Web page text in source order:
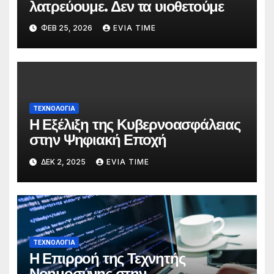
λατρεύουμε. Δεν τα υιοθετούμε
ΦΕΒ 25, 2026 EVIA TIME
ΤΕΧΝΟΛΟΓΙΑ
Η Εξέλιξη της Κυβερνοασφάλειας
στην Ψηφιακή Εποχή
ΔΕΚ 2, 2025 EVIA TIME
ΤΕΧΝΟΛΟΓΙΑ
Η Επιρροή της Τεχνητής